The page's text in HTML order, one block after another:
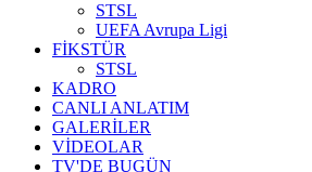
STSL
UEFA Avrupa Ligi
FİKSTÜR
STSL
KADRO
CANLI ANLATIM
GALERİLER
VİDEOLAR
TV'DE BUGÜN